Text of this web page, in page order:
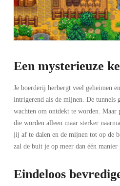
Een mysterieuze
Je boerderij herbergt veel geheimen
intrigerend als de mijnen. De tunnels
wachten om ontdekt te worden. Maar
die worden alleen maar sterker
jij af te dalen en de mijnen tot op de
zal de buit je op meer dan één manier
Eindeloos